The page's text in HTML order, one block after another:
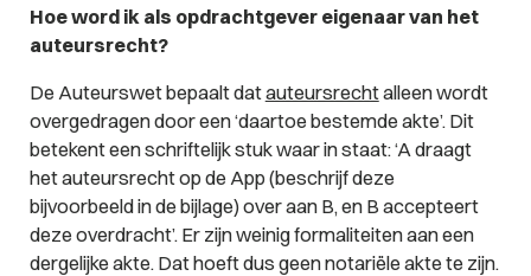
Hoe word ik als opdrachtgever eigenaar van het
auteursrecht?
De Auteurswet bepaalt datauteursrechtalleen wordt
overgedragen door een ‘daartoe bestemde akte’. Dit
betekent een schriftelijk stuk waar in staat: ‘A draagt
het auteursrecht op de App (beschrijf deze
bijvoorbeeld in de bijlage) over aan B, en B accepteert
deze overdracht’. Er zijn weinig formaliteiten aan een
dergelijke akte. Dat hoeft dus geen notariële akte te zijn.